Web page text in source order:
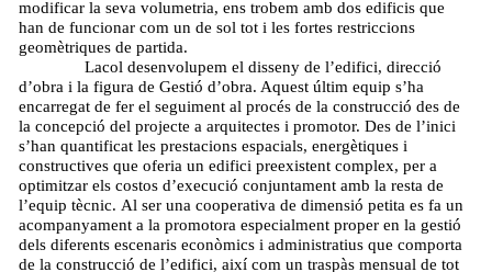
modificar la seva volumetria, ens trobem amb dos edificis que
han de funcionar com un de sol tot i les fortes restriccions
geomètriques de partida.
Lacol desenvolupem el disseny de l’edifici, direcció
d’obra i la figura de Gestió d’obra. Aquest últim equip s’ha
encarregat de fer el seguiment al procés de la construcció des de
la concepció del projecte a arquitectes i promotor. Des de l’inici
s’han quantificat les prestacions espacials, energètiques i
constructives que oferia un edifici preexistent complex, per a
optimitzar els costos d’execució conjuntament amb la resta de
l’equip tècnic. Al ser una cooperativa de dimensió petita es fa un
acompanyament a la promotora especialment proper en la gestió
dels diferents escenaris econòmics i administratius que comporta
de la construcció de l’edifici, així com un traspàs mensual de tot